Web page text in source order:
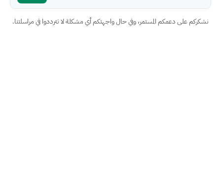
نشكركم على دعمكم المستمر، وفي حال واجهتكم أي مشكلة لا تترددوا في مراسلتنا.